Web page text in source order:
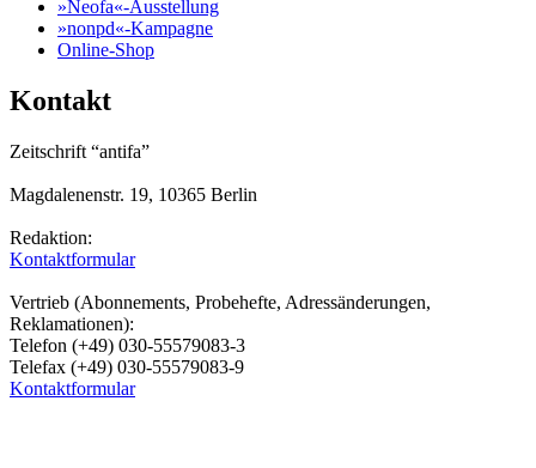
»Neofa«-Ausstellung
»nonpd«-Kampagne
Online-Shop
Kontakt
Zeitschrift “antifa”
Magdalenenstr. 19, 10365 Berlin
Redaktion:
Kontaktformular
Vertrieb (Abonnements, Probehefte, Adressänderungen,
Reklamationen):
Telefon (+49) 030-55579083-3
Telefax (+49) 030-55579083-9
Kontaktformular